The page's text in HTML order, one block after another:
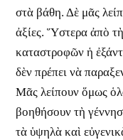
στὰ βάθη. Δὲ μᾶς
ἀξίες. Ὕστερα ἀπὸ
καταστροφῶν ἡ
δὲν πρέπει νὰ
Μᾶς λείπουν ὅμως
βοηθήσουν τὴ
τὰ ὑψηλὰ καὶ